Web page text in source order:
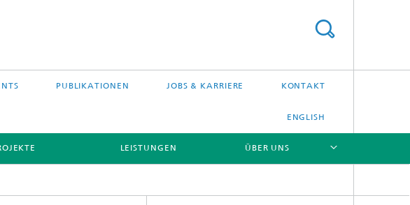
PUBLIKATIONEN JOBS & KARRIERE KONTAKT
ENGLISH
LEISTUNGEN ÜBER UNS